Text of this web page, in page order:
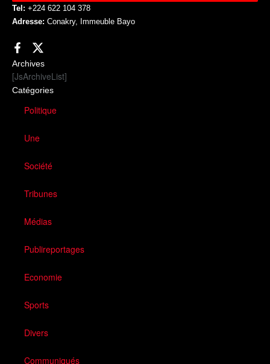
Catégories
Politique
Une
Société
Tribunes
Médias
Publireportages
Economie
Sports
Divers
Communiqués
Archives
[JsArchiveList]
Tel: +224 622 104 378
Adresse: Conakry, Immeuble Bayo